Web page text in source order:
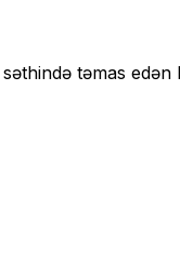
təmas edən